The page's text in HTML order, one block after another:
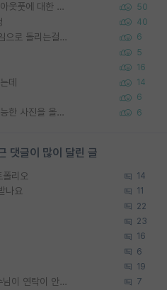
포스텍 억까에 대해 (동문의 학문적 아웃풋에 대한 반박) 50
40
왜 후배가 못하는걸 교수님은 내 책임으로 돌리는걸까요? 6
5
16
데 14
6
정보보안 연구하는 입장에선 식별가능한 사진을 올리는건 비추이긴함 6
댓글이 많이 달린 글
리오 14
나요 11
22
23
16
6
19
석박사 과정 합격하고, 컨택했던교수님이 연락이 안됩니다... 7